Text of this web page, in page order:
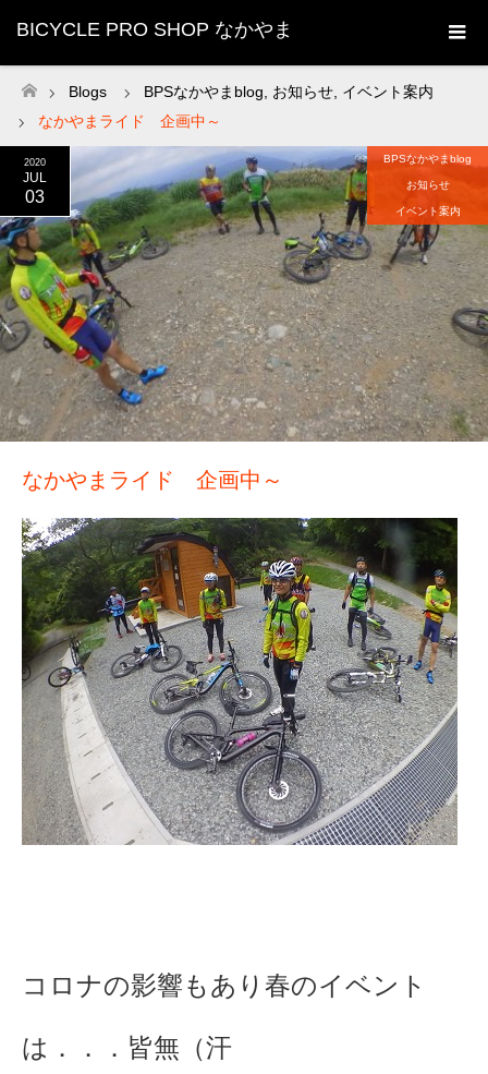
BICYCLE PRO SHOP なかやま
ホーム
Blogs BPSなかやまblog お知らせ イベント案内
なかやまライド 企画中～
2020
JUL
03
BPSなかやまblog
お知らせ
イベント案内
なかやまライド 企画中～
コロナの影響もあり春のイベント
は．．．皆無（汗